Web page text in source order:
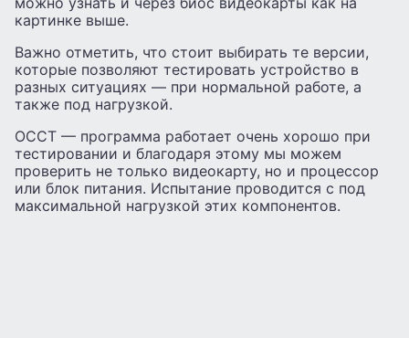
картинке выше.
Важно отметить, что стоит выбирать те версии,
которые позволяют тестировать устройство в
разных ситуациях — при нормальной работе, а
также под нагрузкой.
OCCT — программа работает очень хорошо при
тестировании и благодаря этому мы можем
проверить не только видеокарту, но и процессор
или блок питания. Испытание проводится с под
максимальной нагрузкой этих компонентов.